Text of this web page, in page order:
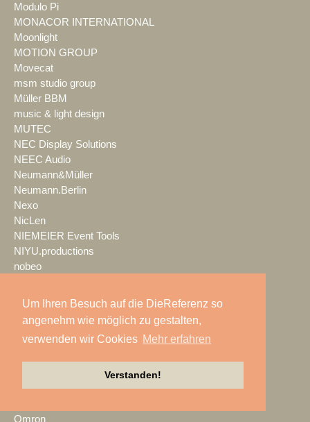
Um Ihren Besuch auf die DieReferenz so
angenehm wie möglich zu gestalten,
verwenden wir Cookies Mehr erfahren
Verstanden!
Modulo Pi
MONACOR INTERNATIONAL
Moonlight
MOTION GROUP
Movecat
msm studio group
Müller BBM
music & light design
MUTEC
NEC Display Solutions
NEEC Audio
Neumann&Müller
Neumann.Berlin
Nexo
NicLen
NIEMEIER Event Tools
NIYU.productions
nobeo
NPB Veranstaltungstechnik
NÜSSLI
Oblong Industries
OETHG
Omron